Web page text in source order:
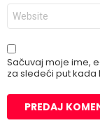
Veb
mesto
Sačuvaj moje ime,
za sledeći put